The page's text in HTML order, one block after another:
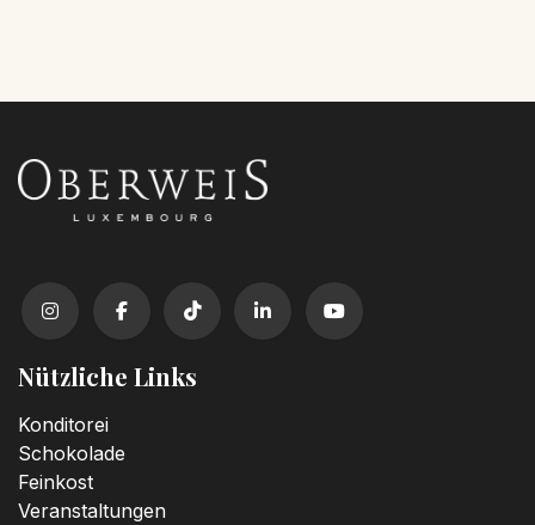
Nützliche Links
Konditorei
Schokolade
Feinkost
Veranstaltungen